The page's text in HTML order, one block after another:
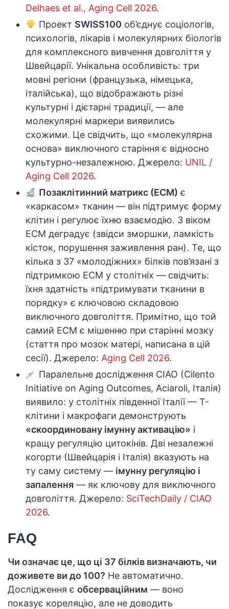
Delhaes et al., Aging Cell 2026.
Проект SWISS100 об’єднує соціологів,
психологів, лікарів і молекулярних біологів
для комплексного вивчення довголіття у
Швейцарії. Унікальна особливість: три
мовні регіони (французька, німецька,
італійська), що відображають різні
культурні і дієтарні традиції, — але
молекулярні маркери виявились
схожими. Це свідчить, що «молекулярна
основа» виключного старіння є відносно
культурно-незалежною. Джерело: UNIL /
Aging Cell 2026.
Позаклітинний матрикс (ЕСМ) є
«каркасом» тканин — він підтримує форму
клітин і регулює їхню взаємодію. З віком
ЕСМ деградує (звідси зморшки, ламкість
кісток, порушення заживлення ран). Те, що
кілька з 37 «молодіжних» білків пов’язані з
підтримкою ЕСМ у столітніх — свідчить:
їхня здатність «підтримувати тканини в
порядку» є ключовою складовою
виключного довголіття. Примітно, що той
самий ЕСМ є мішенню при старінні мозку
(стаття про мозок матері, написана в цій
сесії). Джерело: Aging Cell 2026.
Паралельне дослідження CIAO (Cilento
Initiative on Aging Outcomes, Aciaroli, Італія)
виявило: у столітніх південної Італії — Т-
клітини і макрофаги демонструють
«скоординовану імунну активацію» і
кращу регуляцію цитокінів. Дві незалежні
когорти (Швейцарія і Італія) вказують на
ту саму систему — імунну регуляцію і
запалення — як ключову для виключного
довголіття. Джерело: SciTechDaily / CIAO
2026.
FAQ
Чи означає це, що ці 37 білків визначають, чи
доживете ви до 100? Не автоматично.
Дослідження є обсерваційним — воно
показує кореляцію, але не доводить